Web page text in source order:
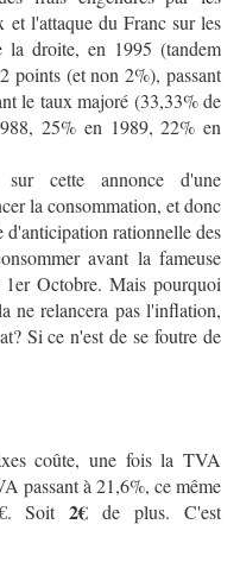
et l'attaque du Franc sur les
la droite, en 1995 (tandem
points (et non 2%), passant
le taux majoré (33,33% de
25% en 1989, 22% en
cette annonce d'une
la consommation, et donc
d'anticipation rationnelle des
avant la fameuse
Octobre. Mais pourquoi
ne relancera pas l'inflation,
Si ce n'est de se foutre de
coûte, une fois la TVA
passant à 21,6%, ce même
€. Soit2€ de plus. C'est